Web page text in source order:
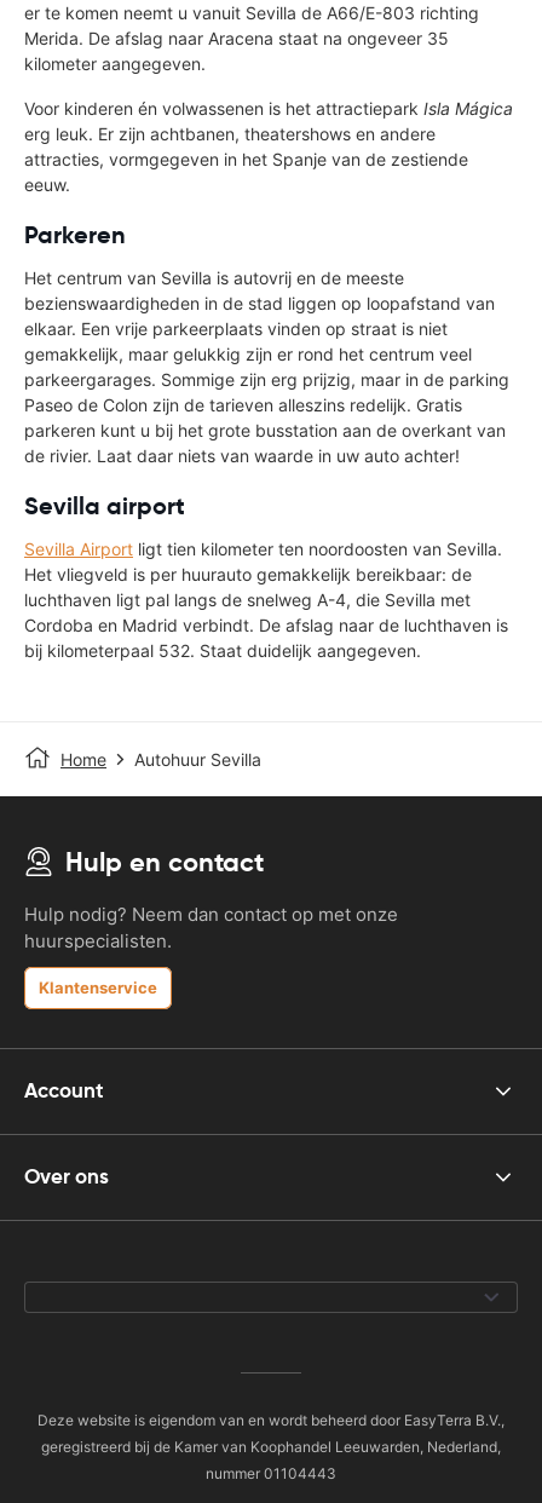
er te komen neemt u vanuit Sevilla de A66/E-803 richting
Merida. De afslag naar Aracena staat na ongeveer 35
kilometer aangegeven.
Voor kinderen én volwassenen is het attractiepark Isla Mágica
erg leuk. Er zijn achtbanen, theatershows en andere
attracties, vormgegeven in het Spanje van de zestiende
eeuw.
Parkeren
Het centrum van Sevilla is autovrij en de meeste
bezienswaardigheden in de stad liggen op loopafstand van
elkaar. Een vrije parkeerplaats vinden op straat is niet
gemakkelijk, maar gelukkig zijn er rond het centrum veel
parkeergarages. Sommige zijn erg prijzig, maar in de parking
Paseo de Colon zijn de tarieven alleszins redelijk. Gratis
parkeren kunt u bij het grote busstation aan de overkant van
de rivier. Laat daar niets van waarde in uw auto achter!
Sevilla airport
Sevilla Airport ligt tien kilometer ten noordoosten van Sevilla.
Het vliegveld is per huurauto gemakkelijk bereikbaar: de
luchthaven ligt pal langs de snelweg A-4, die Sevilla met
Cordoba en Madrid verbindt. De afslag naar de luchthaven is
bij kilometerpaal 532. Staat duidelijk aangegeven.
Home Autohuur Sevilla
Hulp en contact
Hulp nodig? Neem dan contact op met onze
huurspecialisten.
Klantenservice
Account
Over ons
Deze website is eigendom van en wordt beheerd door EasyTerra B.V.,
geregistreerd bij de Kamer van Koophandel Leeuwarden, Nederland,
nummer 01104443